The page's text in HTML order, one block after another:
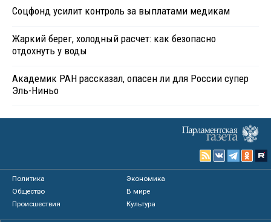
Соцфонд усилит контроль за выплатами медикам
Жаркий берег, холодный расчет: как безопасно
отдохнуть у воды
Академик РАН рассказал, опасен ли для России супер
Эль-Ниньо
Политика
Экономика
Общество
В мире
Происшествия
Культура